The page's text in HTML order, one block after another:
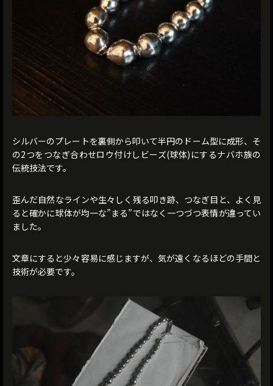
シルバーのプレートを裏側から叩いて半円のドーム型に成形、そ
の2つをつなぎ合わせロウ付けしビーズ(球体)にするナバホ族の
伝統技法です。
歪んだ自然なラインや生々しく残る叩き跡、つなぎ目と、よく見
ると確かに球体が均一な”まる”ではなく一つづつ表情が違ってい
ました。
文章にすると少々容易に感じますが、気が遠くなるほどの手間と
技術が必要です。